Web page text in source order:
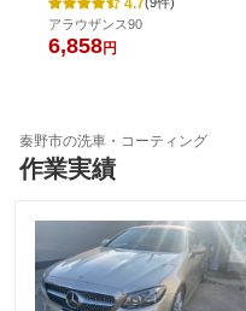
アラウザンス90
6,858円
秦野市の洗車・コーティング
作業実績